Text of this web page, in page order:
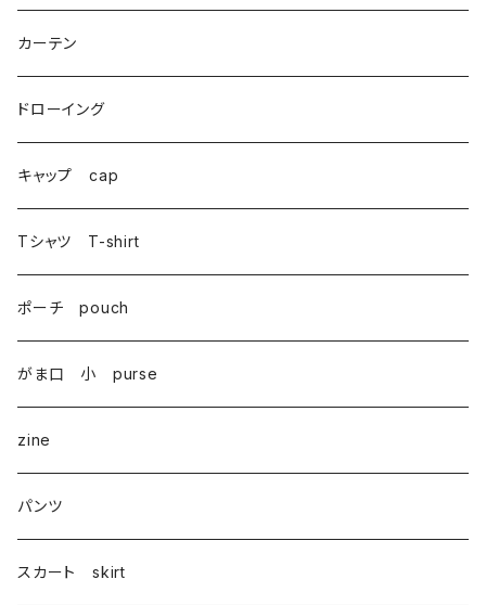
サコッシュ Sacoche
がま口 大 mini bag
巾着 Drawstring
カーテン
ドローイング
キャップ cap
Tシャツ T-shirt
ポーチ pouch
がま口 小 purse
zine
パンツ
スカート skirt